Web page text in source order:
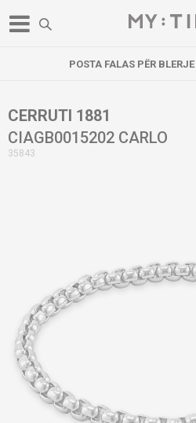
POSTA FALAS PËR
CERRUTI 1881
CIAGB0015202 CARLO
35843